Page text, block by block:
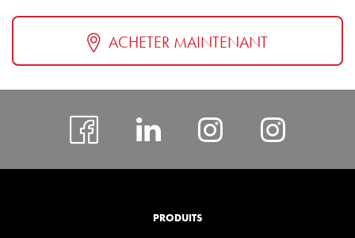
ACHETER MAINTENANT
facebook
# Instagram
PRODUITS